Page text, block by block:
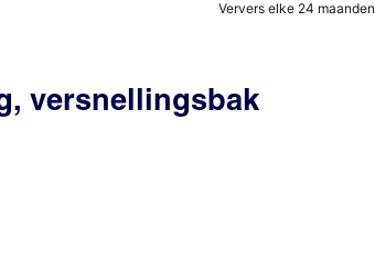
Ververs elke 24 maanden
versnellingsbak